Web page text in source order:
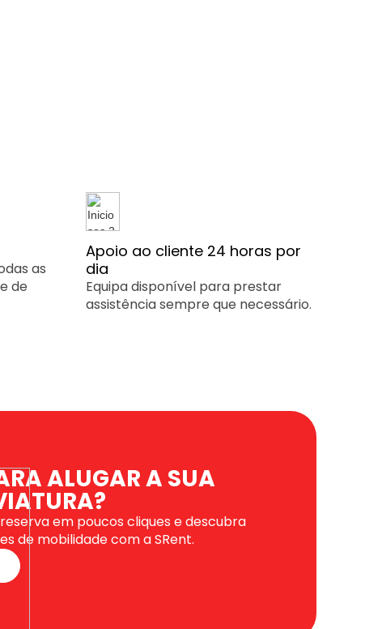
as
de
Apoio ao cliente 24 horas por
dia
Equipa disponível para prestar
assistência sempre que necessário.
ALUGAR A SUA
em poucos cliques e descubra
de mobilidade com a SRent.